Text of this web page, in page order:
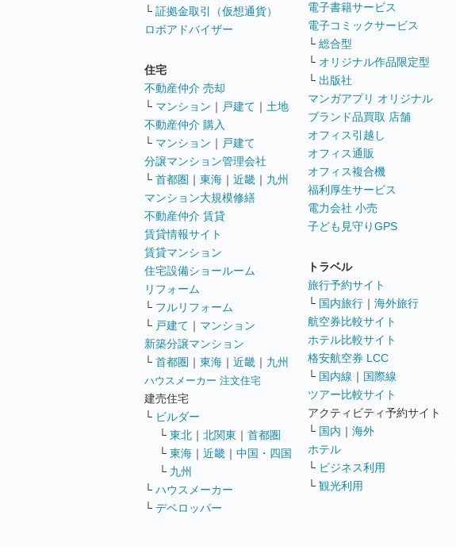
└ 証拠金取引（仮想通貨）
ロボアドバイザー
住宅
不動産仲介 売却
└ マンション ｜ 戸建て ｜ 土地
不動産仲介 購入
└ マンション ｜ 戸建て
分譲マンション管理会社
└ 首都圏 ｜ 東海 ｜ 近畿 ｜ 九州
マンション大規模修繕
不動産仲介 賃貸
賃貸情報サイト
賃貸マンション
住宅設備ショールーム
リフォーム
└ フルリフォーム
└ 戸建て ｜ マンション
新築分譲マンション
└ 首都圏 ｜ 東海 ｜ 近畿 ｜ 九州
ハウスメーカー 注文住宅
建売住宅
└ ビルダー
└ 東北 ｜ 北関東 ｜ 首都圏
└ 東海 ｜ 近畿 ｜ 中国・四国
└ 九州
└ ハウスメーカー
└ デベロッパー
電子書籍サービス
電子コミックサービス
└ 総合型
└ オリジナル作品限定型
└ 出版社
マンガアプリ オリジナル
ブランド品買取 店舗
オフィス引越し
オフィス通販
オフィス複合機
福利厚生サービス
電力会社 小売
子ども見守りGPS
トラベル
旅行予約サイト
└ 国内旅行 ｜ 海外旅行
航空券比較サイト
ホテル比較サイト
格安航空券 LCC
└ 国内線 ｜ 国際線
ツアー比較サイト
アクティビティ予約サイト
└ 国内 ｜ 海外
ホテル
└ ビジネス利用
└ 観光利用